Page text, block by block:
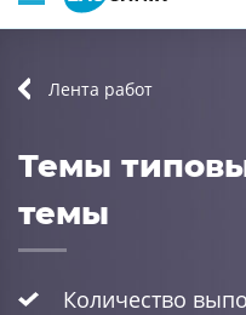
Лента работ
Темы
темы
Количество